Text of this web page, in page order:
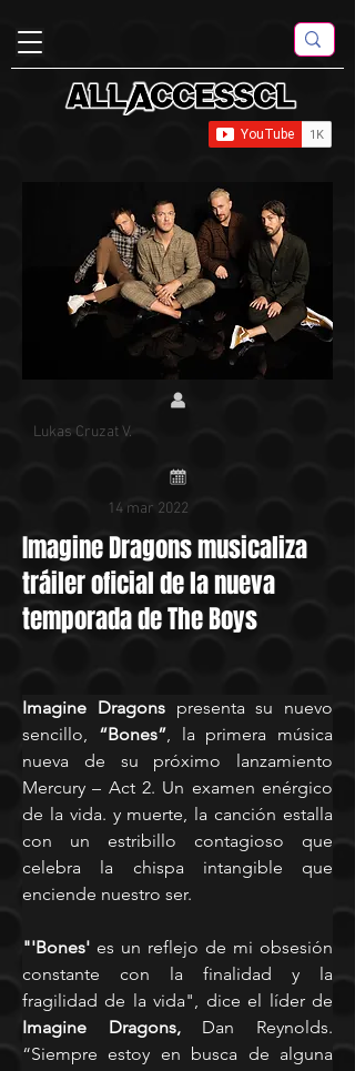
Lukas Cruzat V.
14 mar 2022
Imagine Dragons musicaliza
tráiler oficial de la nueva
temporada de The Boys
Imagine Dragons presenta su nuevo
sencillo, “Bones”, la primera música
nueva de su próximo lanzamiento
Mercury – Act 2. Un examen enérgico
de la vida. y muerte, la canción estalla
con un estribillo contagioso que
celebra la chispa intangible que
enciende nuestro ser.
"'Bones' es un reflejo de mi obsesión
constante con la finalidad y la
Imagine Dragons, Dan Reynolds.
“Siempre estoy en busca de alguna